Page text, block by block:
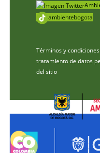
ambientebogota
Términos y condiciones
tratamiento de datos
del sitio